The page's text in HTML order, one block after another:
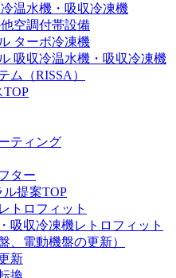
温水機・吸収冷凍機
空調付帯設備
ターボ冷凍機
吸収冷温水機・吸収冷凍機
ム（RISSA）
TOP
ティング
ター
ル提案TOP
トロフィット
吸収冷凍機レトロフィット
、電動機盤の更新）
新
換